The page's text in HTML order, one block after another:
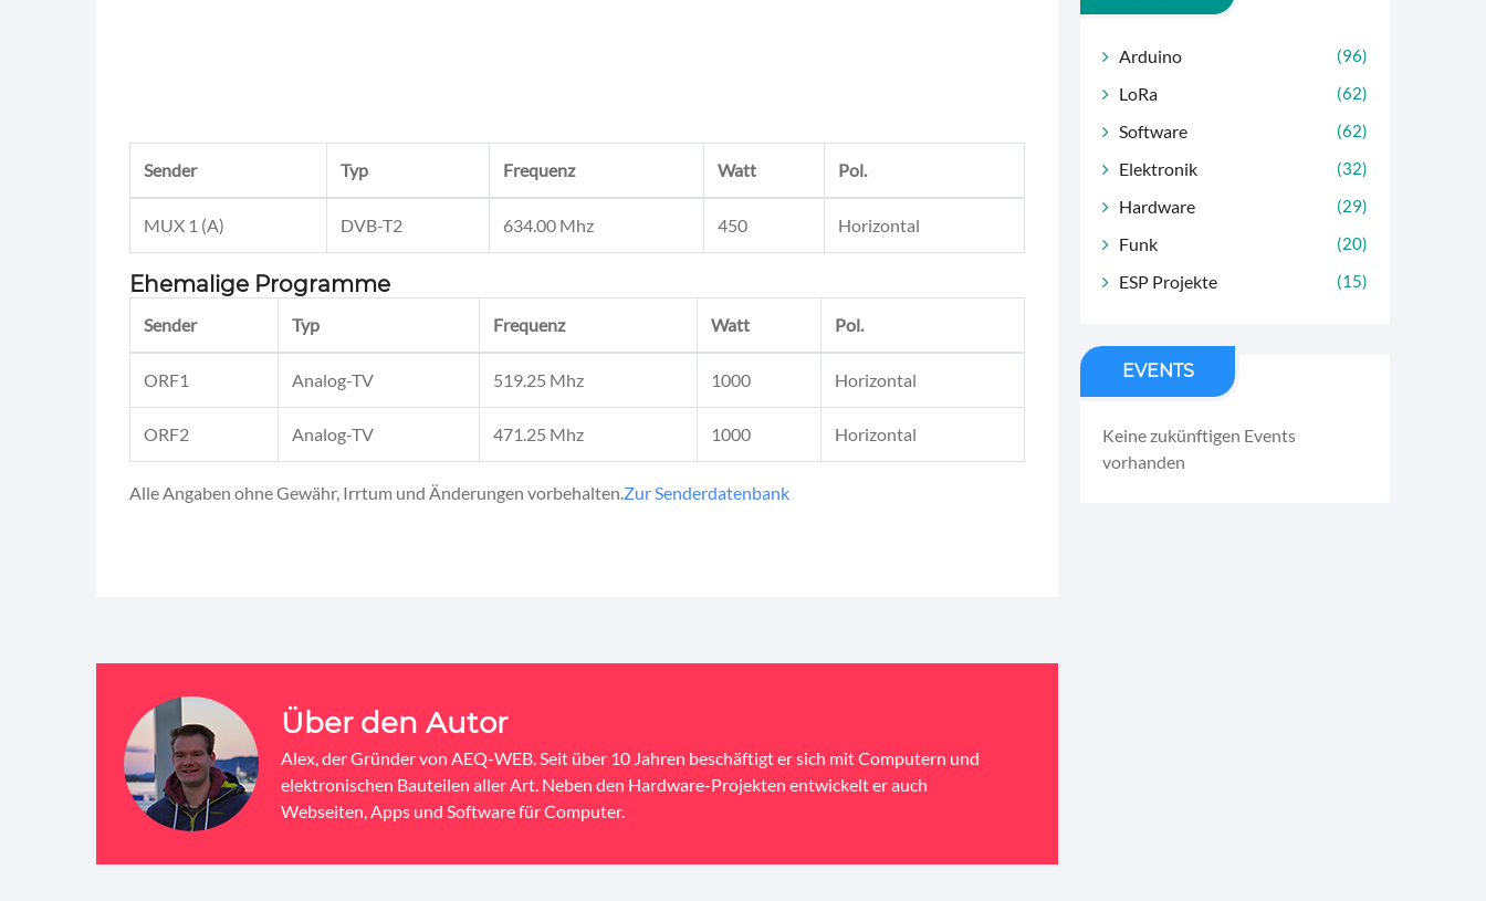
Sender Typ Frequenz Watt Pol.
MUX 1 (A) DVB-T2 634.00 Mhz 450 Horizontal
Ehemalige Programme
Sender Typ Frequenz Watt Pol.
ORF1 Analog-TV 519.25 Mhz 1000 Horizontal
ORF2 Analog-TV 471.25 Mhz 1000 Horizontal
Alle Angaben ohne Gewähr, Irrtum und Änderungen vorbehalten. Zur Senderdatenbank
Über den Autor
Alex, der Gründer von AEQ-WEB. Seit über 10 Jahren beschäftigt er sich mit Computern und
elektronischen Bauteilen aller Art. Neben den Hardware-Projekten entwickelt er auch
Webseiten, Apps und Software für Computer.
Arduino (96)
LoRa (62)
Software (62)
Elektronik (32)
Hardware (29)
Funk (20)
ESP Projekte (15)
EVENTS
Keine zukünftigen Events
vorhanden